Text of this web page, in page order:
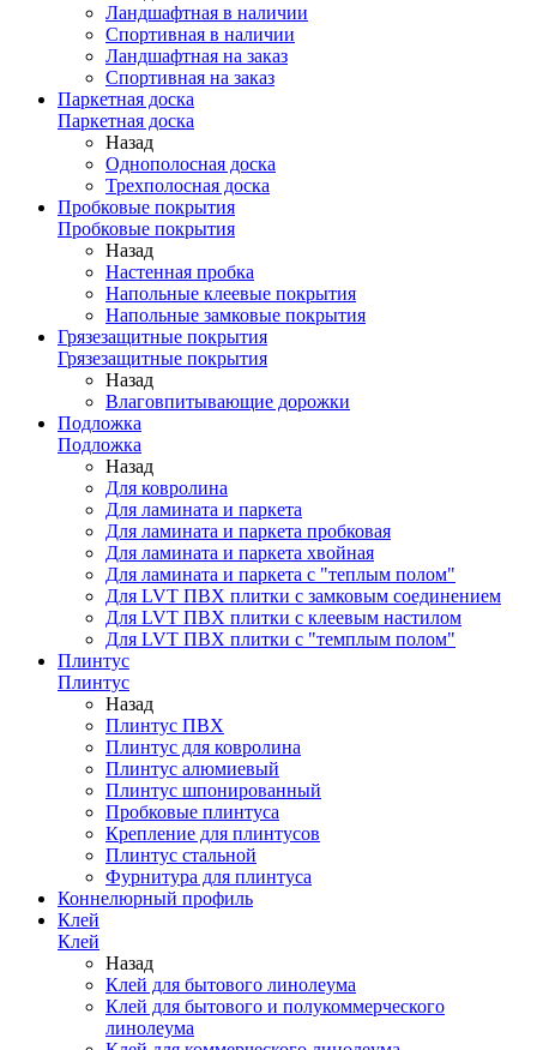
Ландшафтная в наличии
Спортивная в наличии
Ландшафтная на заказ
Спортивная на заказ
Паркетная доска
Паркетная доска
Назад
Однополосная доска
Трехполосная доска
Пробковые покрытия
Пробковые покрытия
Назад
Настенная пробка
Напольные клеевые покрытия
Напольные замковые покрытия
Грязезащитные покрытия
Грязезащитные покрытия
Назад
Влаговпитывающие дорожки
Подложка
Подложка
Назад
Для ковролина
Для ламината и паркета
Для ламината и паркета пробковая
Для ламината и паркета хвойная
Для ламината и паркета с "теплым полом"
Для LVT ПВХ плитки с замковым соединением
Для LVT ПВХ плитки с клеевым настилом
Для LVT ПВХ плитки с "темплым полом"
Плинтус
Плинтус
Назад
Плинтус ПВХ
Плинтус для ковролина
Плинтус алюмиевый
Плинтус шпонированный
Пробковые плинтуса
Крепление для плинтусов
Плинтус стальной
Фурнитура для плинтуса
Коннелюрный профиль
Клей
Клей
Назад
Клей для бытового линолеума
Клей для бытового и полукоммерческого
линолеума